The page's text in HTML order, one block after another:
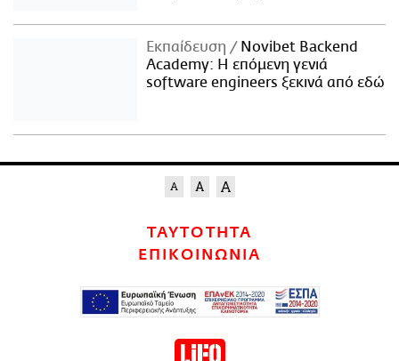
Εκπαίδευση
Novibet Backend
Academy: Η επόμενη γενιά
software engineers ξεκινά από εδώ
ΤΑΥΤΟΤΗΤΑ
ΕΠΙΚΟΙΝΩΝΙΑ